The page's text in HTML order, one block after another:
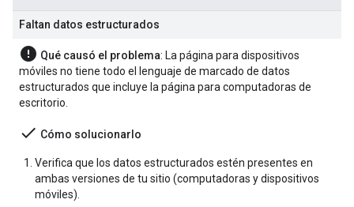
Faltan datos estructurados
error Qué causó el problema: La página para dispositivos
móviles no tiene todo el lenguaje de marcado de datos
estructurados que incluye la página para computadoras de
escritorio.
done Cómo solucionarlo
Verifica que los datos estructurados estén presentes en
ambas versiones de tu sitio (computadoras y dispositivos
móviles).